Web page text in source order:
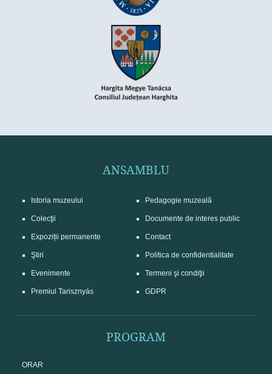
ANSAMBLU
Istoria muzeului
Colecţii
Expoziții permanente
Ştiri
Evenimente
Premiul Tarisznyás
Pedagogie muzeală
Documente de interes public
Contact
Politica de confidentialitate
Termeni şi condiţii
GDPR
PROGRAM
ORAR